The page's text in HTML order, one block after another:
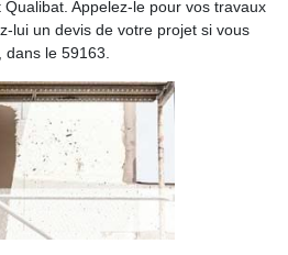
Appelez-le pour vos travaux
lui un devis de votre projet si vous
le 59163.